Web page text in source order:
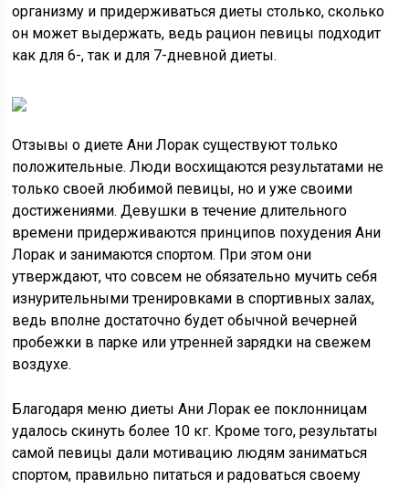
организму и придерживаться диеты столько, сколько
он может выдержать, ведь рацион певицы подходит
как для 6-, так и для 7-дневной диеты.
Отзывы о диете Ани Лорак существуют только
положительные. Люди восхищаются результатами не
только своей любимой певицы, но и уже своими
достижениями. Девушки в течение длительного
времени придерживаются принципов похудения Ани
Лорак и занимаются спортом. При этом они
утверждают, что совсем не обязательно мучить себя
изнурительными тренировками в спортивных залах,
ведь вполне достаточно будет обычной вечерней
пробежки в парке или утренней зарядки на свежем
воздухе.
Благодаря меню диеты Ани Лорак ее поклонницам
удалось скинуть более 10 кг. Кроме того, результаты
самой певицы дали мотивацию людям заниматься
спортом, правильно питаться и радоваться своему